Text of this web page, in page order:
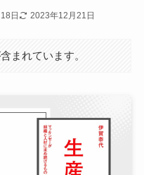
日 2023年12月21日
まれています。